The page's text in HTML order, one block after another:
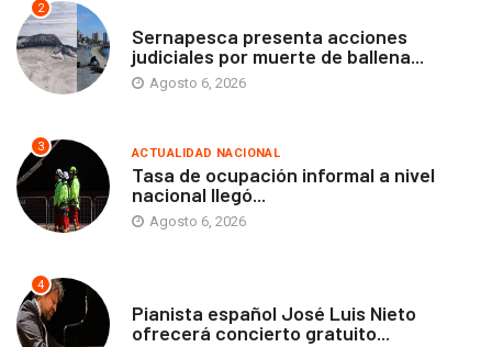
2
Sernapesca presenta acciones
judiciales por muerte de ballena...
Agosto 6, 2026
3 ACTUALIDAD NACIONAL
Tasa de ocupación informal a nivel
nacional llegó...
Agosto 6, 2026
4
Pianista español José Luis Nieto
ofrecerá concierto gratuito...